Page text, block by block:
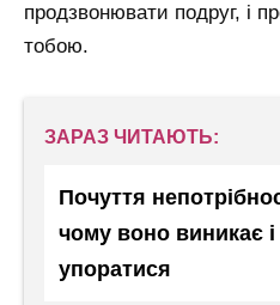
продзвонювати подруг, і
тобою.
ЗАРАЗ ЧИТАЮТЬ:
Почуття
чому воно виникає
упоратися